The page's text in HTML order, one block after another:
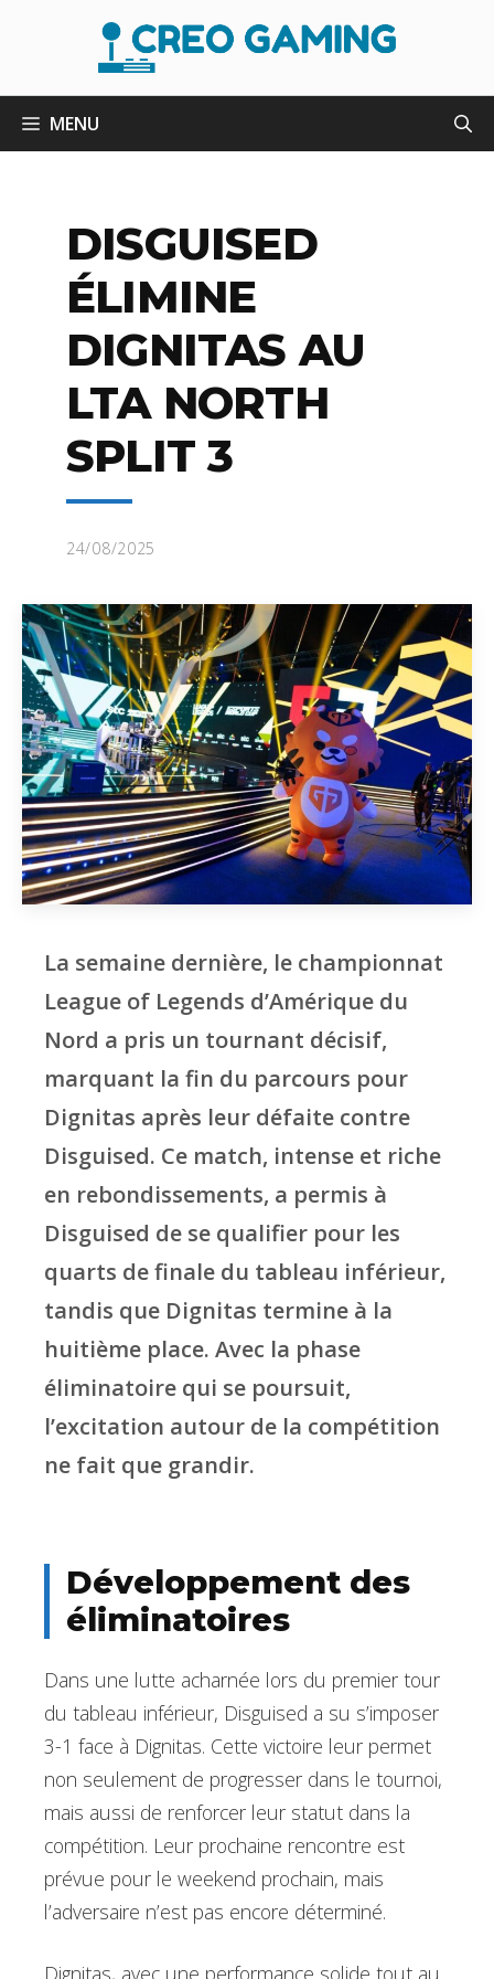
MENU
DISGUISED
ÉLIMINE
DIGNITAS AU
LTA NORTH
SPLIT 3
24/08/2025
La semaine dernière, le championnat
League of Legends d’Amérique du
Nord a pris un tournant décisif,
marquant la fin du parcours pour
Dignitas après leur défaite contre
Disguised. Ce match, intense et riche
en rebondissements, a permis à
Disguised de se qualifier pour les
quarts de finale du tableau inférieur,
tandis que Dignitas termine à la
huitième place. Avec la phase
éliminatoire qui se poursuit,
l’excitation autour de la compétition
ne fait que grandir.
Développement des
éliminatoires
Dans une lutte acharnée lors du premier tour
du tableau inférieur, Disguised a su s’imposer
3-1 face à Dignitas. Cette victoire leur permet
non seulement de progresser dans le tournoi,
mais aussi de renforcer leur statut dans la
compétition. Leur prochaine rencontre est
prévue pour le weekend prochain, mais
l’adversaire n’est pas encore déterminé.
Dignitas, avec une performance solide tout au